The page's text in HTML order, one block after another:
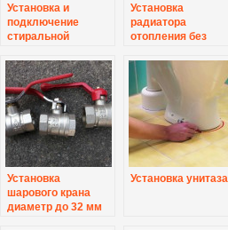
Установка и
подключение
стиральной
Установка
радиатора
отопления без
Установка
шарового крана
диаметр до 32 мм
Установка унитаза